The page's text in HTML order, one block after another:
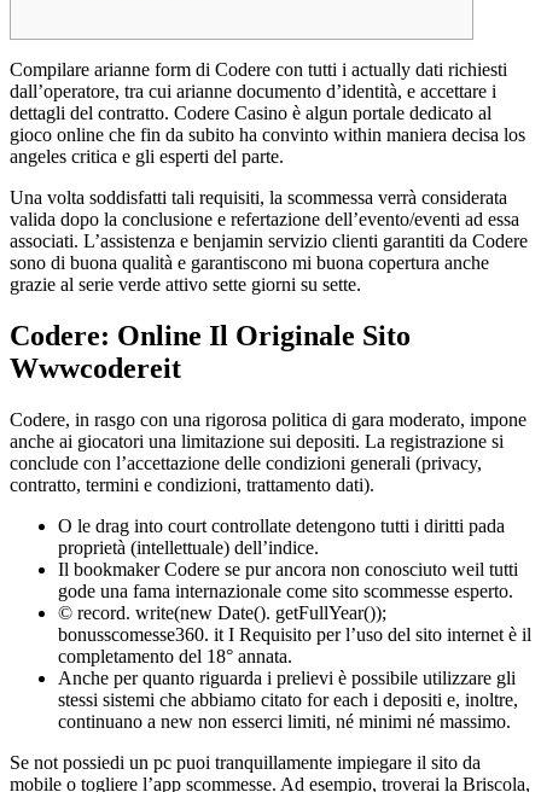
Compilare arianne form di Codere con tutti i actually dati richiesti
dall’operatore, tra cui arianne documento d’identità, e accettare i
dettagli del contratto. Codere Casino è algun portale dedicato al
gioco online che fin da subito ha convinto within maniera decisa los
angeles critica e gli esperti del parte.
Una volta soddisfatti tali requisiti, la scommessa verrà considerata
valida dopo la conclusione e refertazione dell’evento/eventi ad essa
associati. L’assistenza e benjamin servizio clienti garantiti da Codere
sono di buona qualità e garantiscono mi buona copertura anche
grazie al serie verde attivo sette giorni su sette.
Codere: Online Il Originale Sito
Wwwcodereit
Codere, in rasgo con una rigorosa politica di gara moderato, impone
anche ai giocatori una limitazione sui depositi. La registrazione si
conclude con l’accettazione delle condizioni generali (privacy,
contratto, termini e condizioni, trattamento dati).
O le drag into court controllate detengono tutti i diritti pada
proprietà (intellettuale) dell’indice.
Il bookmaker Codere se pur ancora non conosciuto weil tutti
gode una fama internazionale come sito scommesse esperto.
© record. write(new Date(). getFullYear());
bonusscomesse360. it I Requisito per l’uso del sito internet è il
completamento del 18° annata.
Anche per quanto riguarda i prelievi è possibile utilizzare gli
stessi sistemi che abbiamo citato for each i depositi e, inoltre,
continuano a new non esserci limiti, né minimi né massimo.
Se not possiedi un pc puoi tranquillamente impiegare il sito da
mobile o togliere l’app scommesse. Ad esempio, troverai la Briscola,